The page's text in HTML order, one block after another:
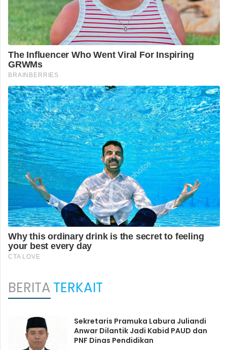
BERITATERKAIT
Sekretaris Pramuka Labura Juliandi
Anwar Dilantik Jadi Kabid PAUD dan
PNF Dinas Pendidikan